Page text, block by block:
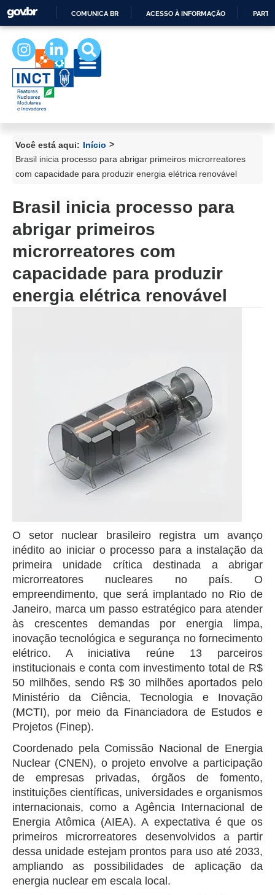
COMUNICA BR ACESSO À INFORMAÇÃO
Você está aqui: Início >
Brasil inicia processo para abrigar primeiros microrreatores
com capacidade para produzir energia elétrica renovável
Brasil inicia processo para
abrigar primeiros
microrreatores com
capacidade para produzir
energia elétrica renovável
O setor nuclear brasileiro registra um avanço
inédito ao iniciar o processo para a instalação da
primeira unidade crítica destinada a abrigar
microrreatores nucleares no país. O
empreendimento, que será implantado no Rio de
Janeiro, marca um passo estratégico para atender
às crescentes demandas por energia limpa,
inovação tecnológica e segurança no fornecimento
elétrico. A iniciativa reúne 13 parceiros
institucionais e conta com investimento total de R$
50 milhões, sendo R$ 30 milhões aportados pelo
Ministério da Ciência, Tecnologia e Inovação
(MCTI), por meio da Financiadora de Estudos e
Projetos (Finep).
Coordenado pela Comissão Nacional de Energia
Nuclear (CNEN), o projeto envolve a participação
de empresas privadas, órgãos de fomento,
instituições científicas, universidades e organismos
internacionais, como a Agência Internacional de
Energia Atômica (AIEA). A expectativa é que os
primeiros microrreatores desenvolvidos a partir
dessa unidade estejam prontos para uso até 2033,
ampliando as possibilidades de aplicação da
energia nuclear em escala local.